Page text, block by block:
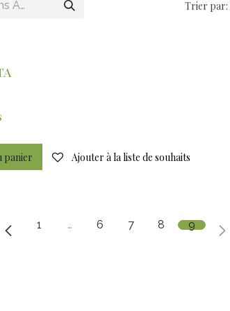
Trier par:
panier Ajouter à la liste de souhaits
1 … 6 7 8 9